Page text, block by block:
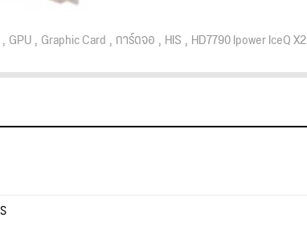
GPU Graphic Card การ์ดจอ HIS HD7790 Ipower IceQ X2